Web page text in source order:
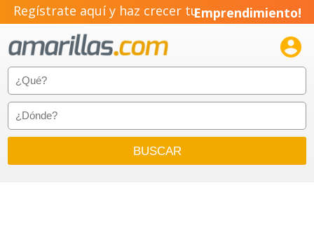
Regístrate aquí y haz crecer tuEmprendimiento!
